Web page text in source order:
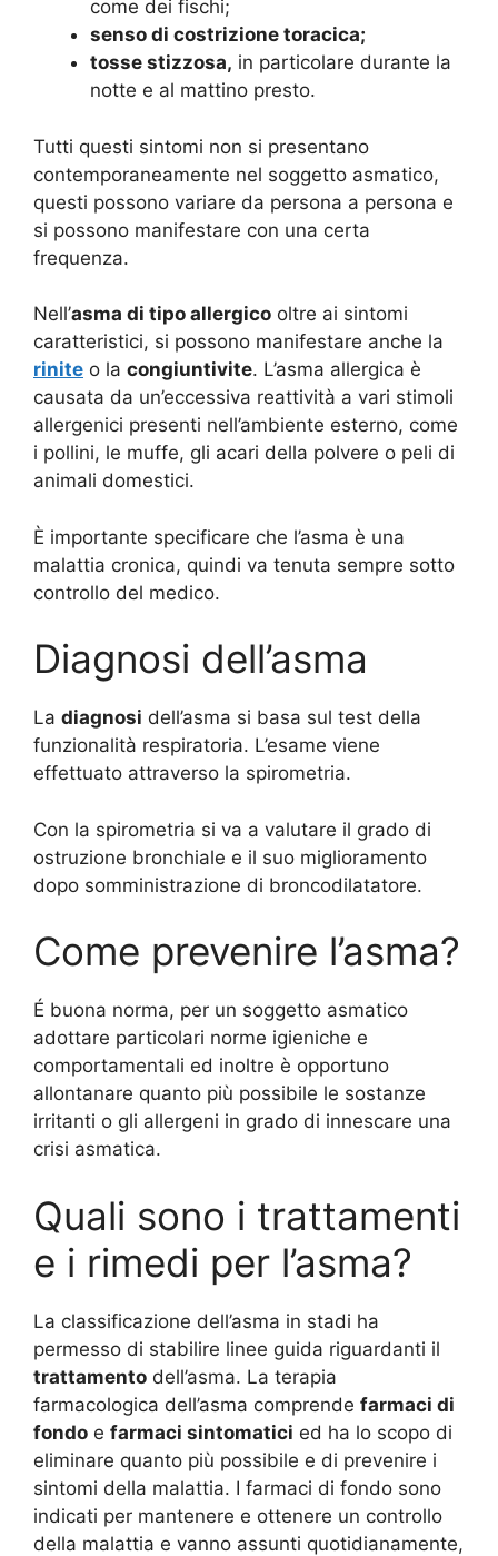
come dei fischi;
senso di costrizione toracica;
tosse stizzosa, in particolare durante la
notte e al mattino presto.
Tutti questi sintomi non si presentano
contemporaneamente nel soggetto asmatico,
questi possono variare da persona a persona e
si possono manifestare con una certa
frequenza.
Nell’asma di tipo allergico oltre ai sintomi
caratteristici, si possono manifestare anche la
rinite o la congiuntivite. L’asma allergica è
causata da un’eccessiva reattività a vari stimoli
allergenici presenti nell’ambiente esterno, come
i pollini, le muffe, gli acari della polvere o peli di
animali domestici.
È importante specificare che l’asma è una
malattia cronica, quindi va tenuta sempre sotto
controllo del medico.
Diagnosi dell’asma
La diagnosi dell’asma si basa sul test della
funzionalità respiratoria. L’esame viene
effettuato attraverso la spirometria.
Con la spirometria si va a valutare il grado di
ostruzione bronchiale e il suo miglioramento
dopo somministrazione di broncodilatatore.
Come prevenire l’asma?
É buona norma, per un soggetto asmatico
adottare particolari norme igieniche e
comportamentali ed inoltre è opportuno
allontanare quanto più possibile le sostanze
irritanti o gli allergeni in grado di innescare una
crisi asmatica.
Quali sono i trattamenti
e i rimedi per l’asma?
La classificazione dell’asma in stadi ha
permesso di stabilire linee guida riguardanti il
trattamento dell’asma. La terapia
farmacologica dell’asma comprende farmaci di
fondo e farmaci sintomatici ed ha lo scopo di
eliminare quanto più possibile e di prevenire i
sintomi della malattia. I farmaci di fondo sono
indicati per mantenere e ottenere un controllo
della malattia e vanno assunti quotidianamente,